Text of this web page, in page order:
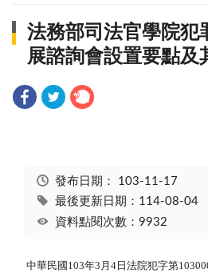
法務部司法官學院犯
展諮詢會設置要點及
發布日期： 103-11-17
最後更新日期：114-08-04
資料點閱次數：9932
中華民國 103年3 月 4 日法院犯字第